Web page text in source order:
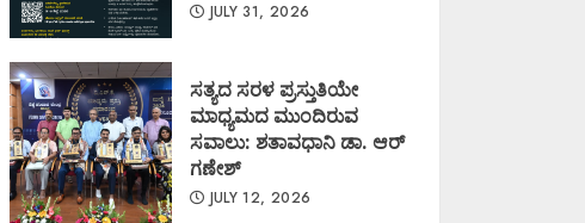
JULY 31, 2026
ಸತ್ಯದ ಸರಳ ಪ್ರಸ್ತುತಿಯೇ
ಮಾಧ್ಯಮದ ಮುಂದಿರುವ
ಸವಾಲು: ಶತಾವಧಾನಿ ಡಾ. ಆರ್
ಗಣೇಶ್
JULY 12, 2026